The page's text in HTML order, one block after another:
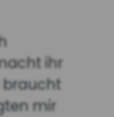
ihr
braucht
mir